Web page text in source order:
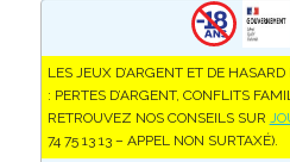
LES JEUX D’ARGENT ET DE
: PERTES D’ARGENT, CONFLITS
RETROUVEZ NOS CONSEILS SUR
74 75 13 13 – APPEL NON SURTAXÉ).